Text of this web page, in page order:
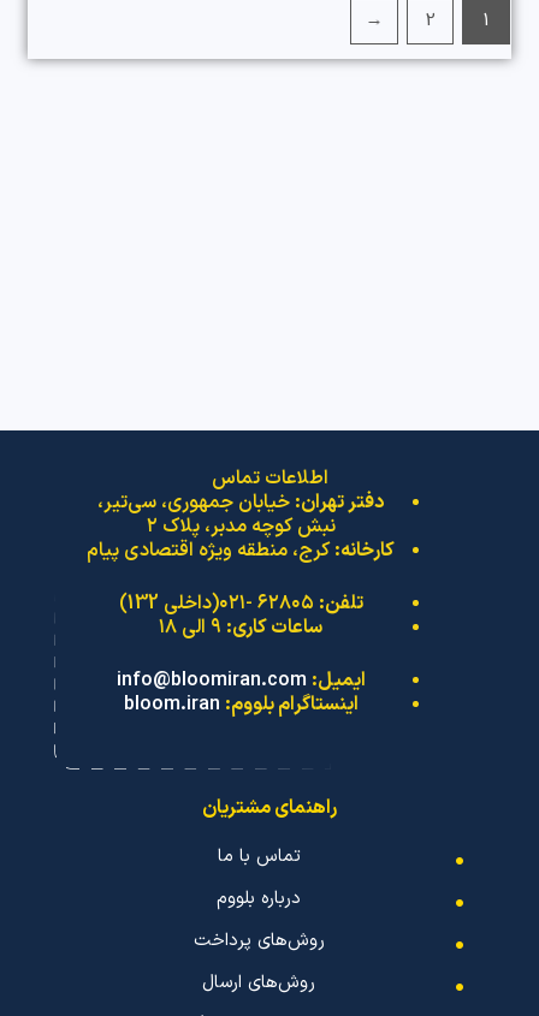
1
2
←
اطلاعات تماس
دفتر تهران: خیابان جمهوری، سی‌تیر،
نبش کوچه مدبر، پلاک ۲
کارخانه:کرج، منطقه ویژه اقتصادی پیام
تلفن:
ساعات کاری:
ایمیل: info@bloomiran.com
اینستاگرام بلووم: bloom.iran
راهنمای مشتریان
تماس با ما
درباره بلووم
روش‌های پرداخت
روش‌های ارسال